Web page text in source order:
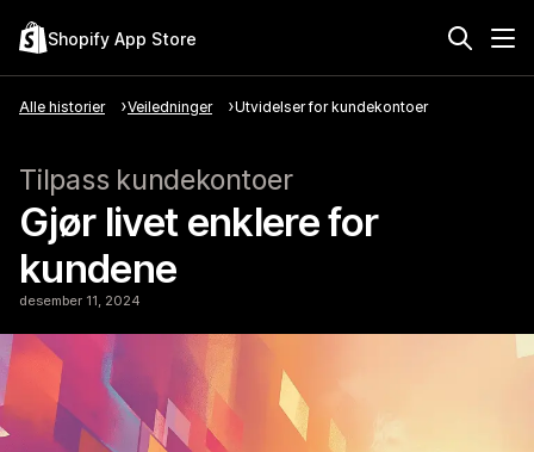
Shopify App Store
Alle historier Veiledninger Utvidelser for kundekontoer
Tilpass kundekontoer
Gjør livet enklere for
kundene
desember 11, 2024